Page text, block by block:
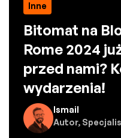
Inne
Bitomat na
Rome 2024
przed nami?
wydarzenia!
Ismail
Autor,